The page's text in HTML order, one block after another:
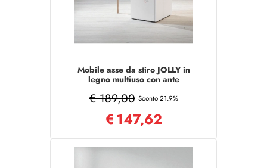
Mobile asse da stiro JOLLY in
legno multiuso con ante
€ 189,00 Sconto 21.9%
€147,62